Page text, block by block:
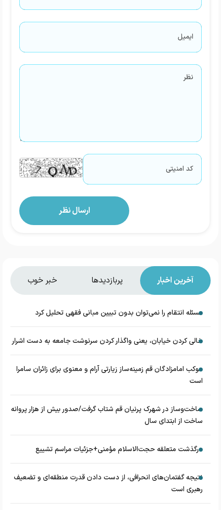
آخرین اخبار پربازدیدها خبر خوب
مسئله انتقام را نمی‌توان بدون تبیین مبانی فقهی تحلیل کرد
خالی کردن خیابان، یعنی واگذار کردن سرنوشت جامعه به دست اشرار
موکب امامزادگان قم زمینه‌ساز زیارتی آرام و معنوی برای زائران سامرا
است
ساخت‌وساز در شهرک پرنیان قم شتاب گرفت/صدور بیش از هزار پروانه
ساخت از ابتدای سال
درگذشت متعلقه حجت‌الاسلام مؤمنی+جزئیات مراسم تشییع
نتیجه گفتمان‌های انحرافی، از دست دادن قدرت منطقه‌ای و تضعیف
رهبری است